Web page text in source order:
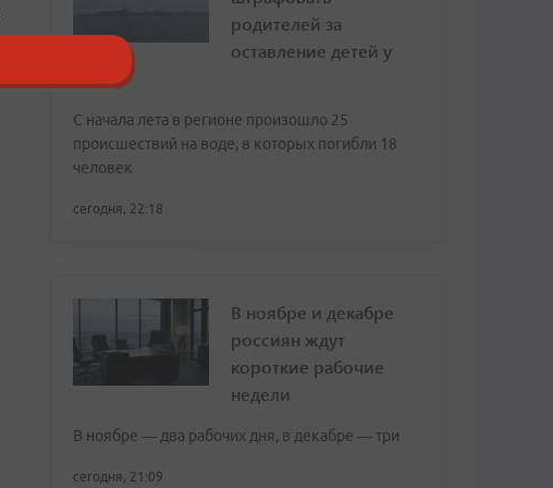
родителей за
оставление детей у
С начала лета в регионе произошло 25
происшествий на воде, в которых погибли 18
человек
сегодня, 22:18
В ноябре и декабре
россиян ждут
короткие рабочие
недели
В ноябре — два рабочих дня, в декабре — три
сегодня, 21:09